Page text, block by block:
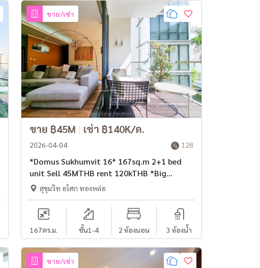
ขาย/เช่า
ขาย ฿45M | เช่า ฿140K/ด.
2026-04-04 128
*Domus Sukhumvit 16* 167sq.m 2+1 bed
unit Sell 45MTHB rent 120kTHB *Big
balcony with pool view*
สุขุมวิท อโศก ทองหล่อ
167ตร.ม. ชั้น1-4 2 ห้องนอน 3 ห้องน้ำ
ขาย/เช่า